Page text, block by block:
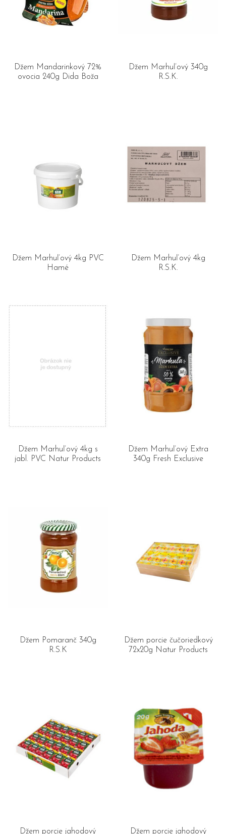
Džem Mandarinkový 72%
ovocia 240g Dida Boža
Džem Marhuľový 340g
R.S.K.
Džem Marhuľový 4kg PVC
Hamé
Džem Marhuľový 4kg
R.S.K.
Džem Marhuľový 4kg s
jabl. PVC Natur Products
Džem Marhuľový Extra
340g Fresh Exclusive
Džem Pomaranč 340g
R.S.K
Džem porcie čučoriedkový
72x20g Natur Products
Džem porcie jahodový Džem porcie jahodový